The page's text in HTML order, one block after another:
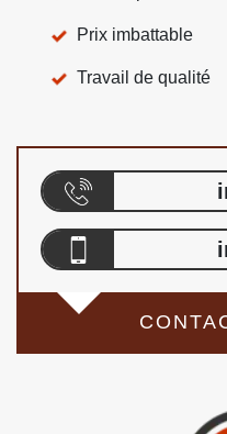
Prix imbattable
Travail de qualité